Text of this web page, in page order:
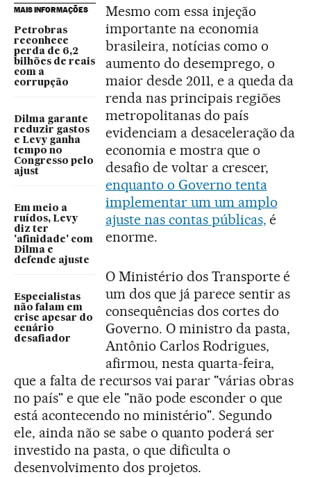
MAIS INFORMAÇÕES
Petrobras
reconhece
perda de 6,2
bilhões de reais
com a
corrupção
Dilma garante
reduzir gastos
e Levy ganha
tempo no
Congresso pelo
ajust
Em meio a
ruídos, Levy
diz ter
'afinidade' com
Dilma e
defende ajuste
Especialistas
não falam em
crise apesar do
cenário
desafiador
Mesmo com essa injeção
importante na economia
brasileira, notícias como o
aumento do desemprego, o
maior desde 2011, e a queda da
renda nas principais regiões
metropolitanas do país
evidenciam a desaceleração da
economia e mostra que o
desafio de voltar a crescer,
enquanto o Governo tenta
implementar um um amplo
ajuste nas contas públicas, é
enorme.
O Ministério dos Transporte é
um dos que já parece sentir as
consequências dos cortes do
Governo. O ministro da pasta,
Antônio Carlos Rodrigues,
afirmou, nesta quarta-feira,
que a falta de recursos vai parar "várias obras
no país" e que ele "não pode esconder o que
está acontecendo no ministério". Segundo
ele, ainda não se sabe o quanto poderá ser
investido na pasta, o que dificulta o
desenvolvimento dos projetos.